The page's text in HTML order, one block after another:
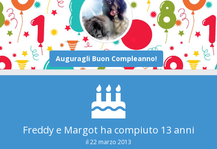
Freddy e Margot ha compiuto 13 anni
il 22 marzo 2013